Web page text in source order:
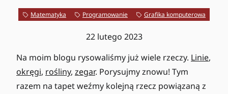
Matematyka Programowanie Grafika komputerowa
22 lutego 2023
Na moim blogu rysowaliśmy już wiele rzeczy. Linie,
okręgi, rośliny, zegar. Porysujmy znowu! Tym
razem na tapet weźmy kolejną rzecz powiązaną z